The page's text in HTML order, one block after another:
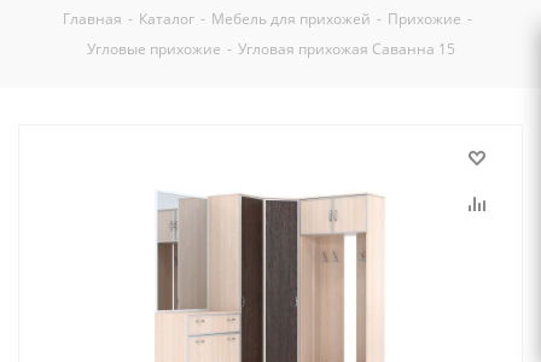
Главная - Каталог - Мебель для прихожей - Прихожие -
Угловые прихожие - Угловая прихожая Саванна 15